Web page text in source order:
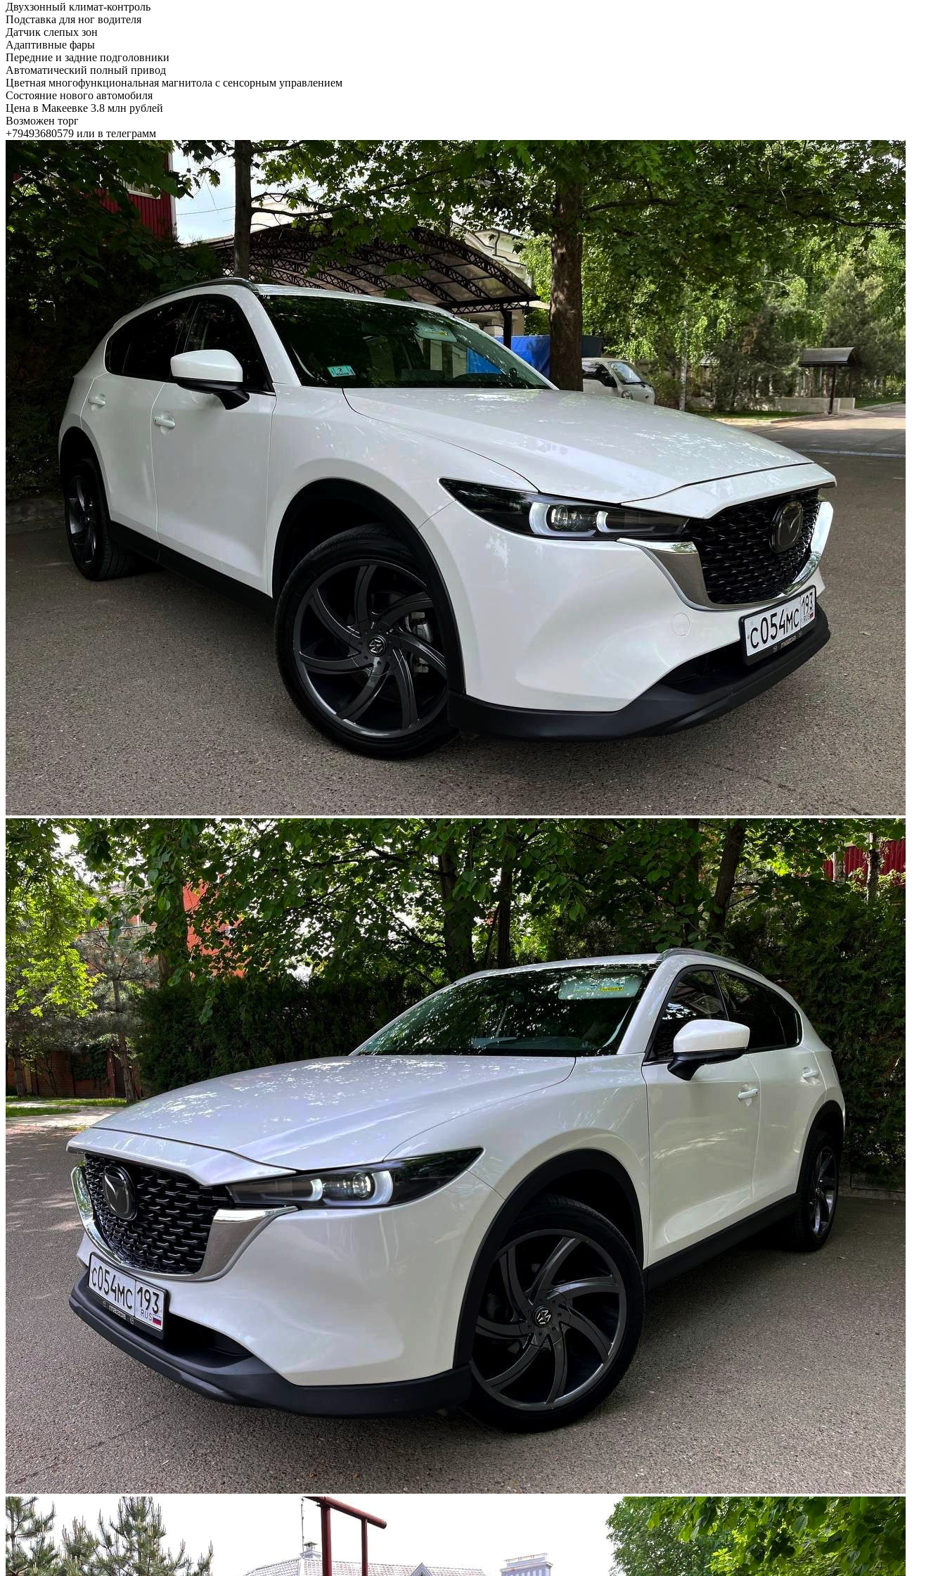
Двухзонный климат-контроль
Подставка для ног водителя
Датчик слепых зон
Адаптивные фары
Передние и задние подголовники
Автоматический полный привод
Цветная многофункциональная магнитола с сенсорным управлением
Состояние нового автомобиля
Цена в Макеевке 3.8 млн рублей
Возможен торг
+79493680579 или в телеграмм